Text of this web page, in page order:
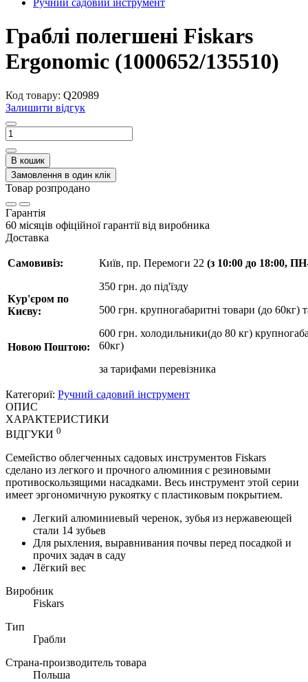
Ручний садовий інструмент
Граблі полегшені Fiskars
Ergonomic (1000652/135510)
Код товару: Q20989
Залишити відгук
В кошик
Замовлення в один клік
Товар розпродано
Гарантія
60 місяців офіційної гарантії від виробника
Доставка
Самовивіз:
Кур'єром по
Києву:
Новою Поштою:
Київ, пр. Перемоги 22 (з 10:00 до 18:00,
350 грн. до під'їзду
500 грн. крупногабаритні товари (до 60кг)
600 грн. холодильники(до 80 кг)
60кг)
за тарифами перевізника
Категориї: Ручний садовий інструмент
ОПИС
ХАРАКТЕРИСТИКИ
ВІДГУКИ 0
Семейство облегченных садовых инструментов Fiskars
сделано из легкого и прочного алюминия с резиновыми
противоскользящими насадками. Весь инструмент этой серии
имеет эргономичную рукоятку с пластиковым покрытием.
Легкий алюминиевый черенок, зубья из нержавеющей
стали 14 зубьев
Для рыхления, выравнивания почвы перед посадкой и
прочих задач в саду
Лёгкий вес
Виробник
Fiskars
Тип
Грабли
Страна-производитель товара
Польша